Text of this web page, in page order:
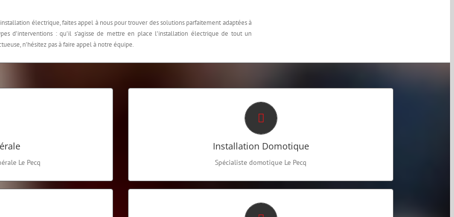
électrique, faites appel à nous pour trouver des solutions parfaitement adaptées à
d’interventions : qu’il s’agisse de mettre en place l’installation électrique de tout un
n’hésitez pas à faire appel à notre équipe.
Le Pecq
travaux d’installation, de
dépannage.
Installation Domotique
Spécialiste domotique Le Pecq
SPÉCIALISTE DOMOTIQUE
Elite Elec intervient pour concevoir, installer, programmer et faire évoluer votre
installation Domotique
ÉLECTRICIEN QUALIFELEC IRVE